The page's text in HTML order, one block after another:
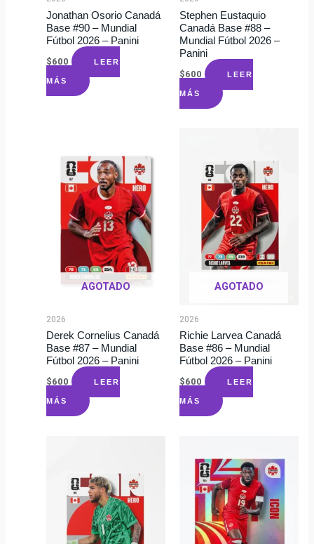
Jonathan Osorio Canadá
Base #90 – Mundial
Fútbol 2026 – Panini
$600 LEER
MÁS
Stephen Eustaquio
Canadá Base #88 –
Mundial Fútbol 2026 –
Panini
$600 LEER
MÁS
AGOTADO
2026
Derek Cornelius Canadá
Base #87 – Mundial
Fútbol 2026 – Panini
$600 LEER
MÁS
AGOTADO
2026
Richie Larvea Canadá
Base #86 – Mundial
Fútbol 2026 – Panini
$600 LEER
MÁS